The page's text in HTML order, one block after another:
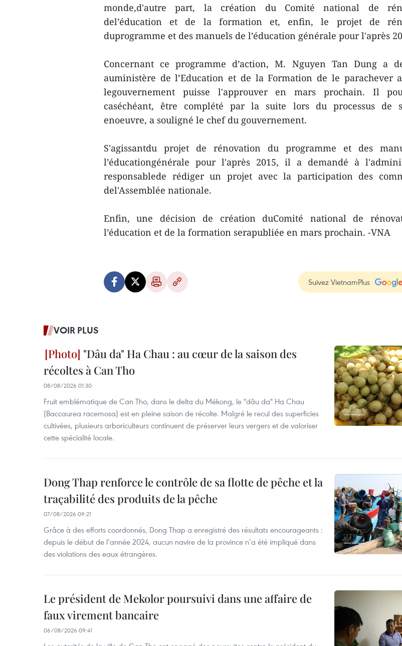
monde,d'autre part, la création du Comité national de
del’éducation et de la formation et, enfin, le projet de
duprogramme et des manuels de l’éducation générale pour l'après
Concernant ce programme d’action, M. Nguyen Tan Dung a
auministère de l’Education et de la Formation de le parachever
legouvernement puisse l'approuver en mars prochain. Il
caséchéant, être complété par la suite lors du processus de
enoeuvre, a souligné le chef du gouvernement.
S'agissantdu projet de rénovation du programme et des
l’éducationgénérale pour l'après 2015, il a demandé à
responsablede rédiger un projet avec la participation des
del'Assemblée nationale.
Enfin, une décision de création duComité national de
l’éducation et de la formation serapubliée en mars prochain. -VNA
Suivez VietnamPlus
VOIR PLUS
"Dâu da" Ha Chau : au cœur de la saison des
récoltes à Can Tho
08/08/2026 01:30
Fruit emblématique de Can Tho, dans le delta du Mékong, le "dâu da" Ha Chau
(Baccaurea racemosa) est en pleine saison de récolte. Malgré le recul des superficies
cultivées, plusieurs arboriculteurs continuent de préserver leurs vergers et de valoriser
cette spécialité locale.
Dong Thap renforce le contrôle de sa flotte de pêche et la
traçabilité des produits de la pêche
07/08/2026 09:21
Grâce à des efforts coordonnés, Dong Thap a enregistré des résultats encourageants :
depuis le début de l’année 2024, aucun navire de la province n’a été impliqué dans
des violations des eaux étrangères.
Le président de Mekolor poursuivi dans une affaire de
faux virement bancaire
06/08/2026 09:41